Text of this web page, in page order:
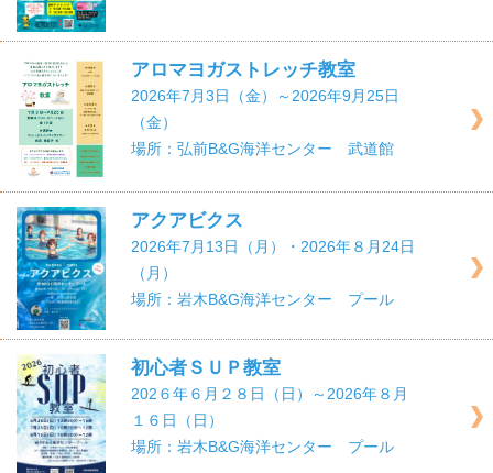
アロマヨガストレッチ教室
2026年7月3日（金）～2026年9月25日
（金）
場所：弘前B&G海洋センター 武道館
アクアビクス
2026年7月13日（月）・2026年８月24日
（月）
場所：岩木B&G海洋センター プール
初心者ＳＵＰ教室
202６年６月２８日（日）～2026年８月
１６日（日）
場所：岩木B&G海洋センター プール